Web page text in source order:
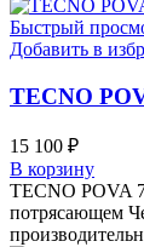
Быстрый
Добавить в
TECNO
15 100 ₽
В корзину
TECNO POVA
потрясающем